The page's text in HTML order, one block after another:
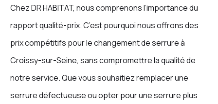
Chez DR HABITAT, nous comprenons l’importance du
rapport qualité-prix. C’est pourquoi nous offrons des
prix compétitifs pour le changement de serrure à
Croissy-sur-Seine, sans compromettre la qualité de
notre service. Que vous souhaitiez remplacer une
serrure défectueuse ou opter pour une serrure plus